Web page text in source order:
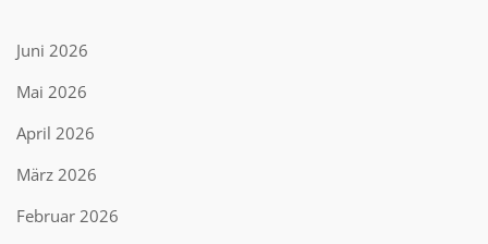
Juni 2026
Mai 2026
April 2026
März 2026
Februar 2026